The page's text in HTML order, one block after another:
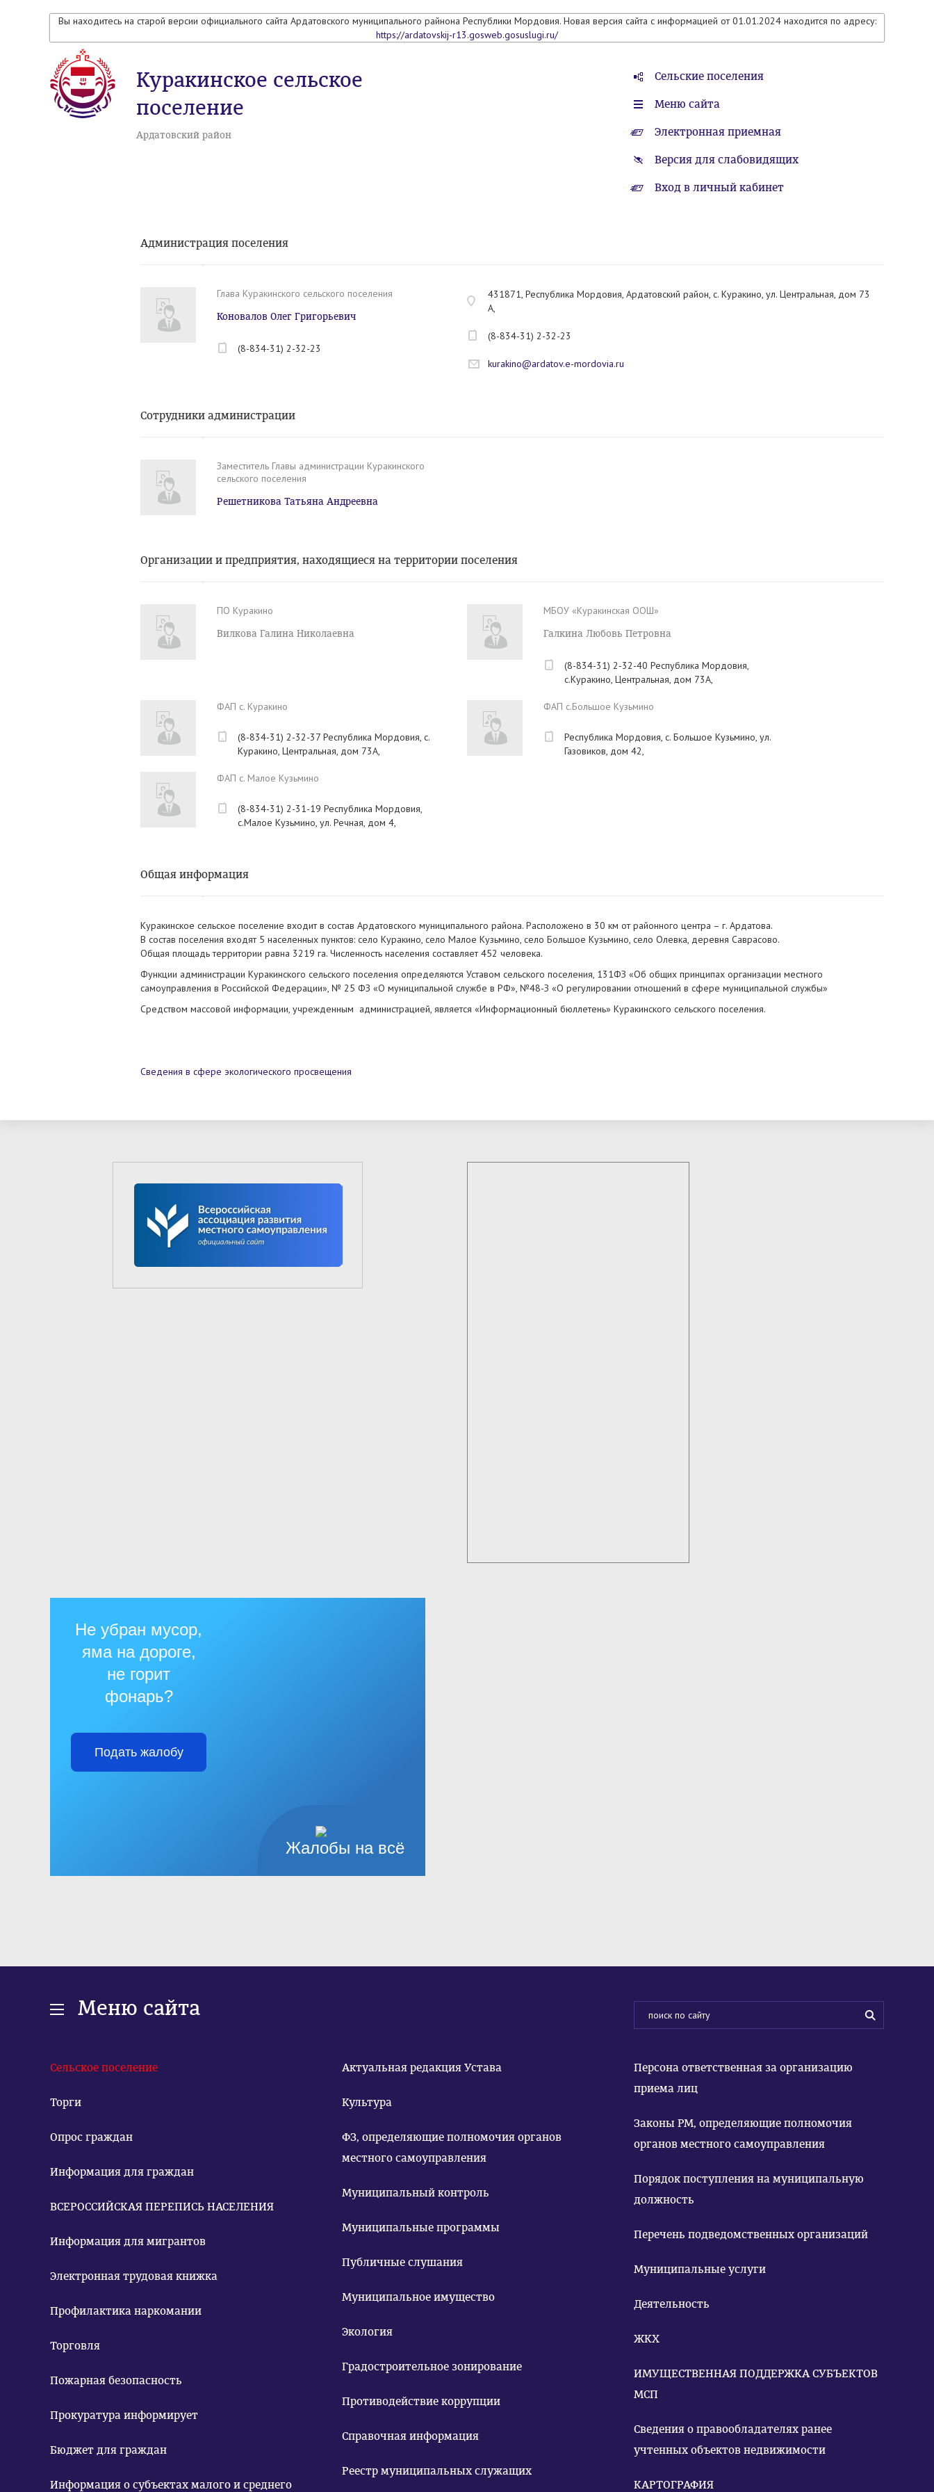
Вы находитесь на старой версии официального сайта Ардатовского муниципального райнона Республики Мордовия. Новая версия сайта с информацией от 01.01.2024 находится по адресу:
https://ardatovskij-r13.gosweb.gosuslugi.ru/
Куракинское сельское
поселение
Ардатовский район
Сельские поселения
Меню сайта
Электронная приемная
Версия для слабовидящих
Вход в личный кабинет
Администрация поселения
Глава Куракинского сельского поселения
Коновалов Олег Григорьевич
(8-834-31) 2-32-23
431871, Республика Мордовия, Ардатовский район, с. Куракино, ул. Центральная, дом 73
А,
(8-834-31) 2-32-23
kurakino@ardatov.e-mordovia.ru
Сотрудники администрации
Заместитель Главы администрации Куракинского
сельского поселения
Решетникова Татьяна Андреевна
Организации и предприятия, находящиеся на территории поселения
ПО Куракино
Вилкова Галина Николаевна
МБОУ «Куракинская ООШ»
Галкина Любовь Петровна
(8-834-31) 2-32-40 Республика Мордовия,
с.Куракино, Центральная, дом 73А,
ФАП с. Куракино
(8-834-31) 2-32-37 Республика Мордовия, с.
Куракино, Центральная, дом 73А,
ФАП с.Большое Кузьмино
Республика Мордовия, с. Большое Кузьмино, ул.
Газовиков, дом 42,
ФАП с. Малое Кузьмино
(8-834-31) 2-31-19 Республика Мордовия,
с.Малое Кузьмино, ул. Речная, дом 4,
Общая информация
Куракинское сельское поселение входит в состав Ардатовского муниципального района. Расположено в 30 км от районного центра – г. Ардатова.
В состав поселения входят 5 населенных пунктов: село Куракино, село Малое Кузьмино, село Большое Кузьмино, село Олевка, деревня Саврасово.
Общая площадь территории равна 3219 га. Численность населения составляет 452 человека.
Функции администрации Куракинского сельского поселения определяются Уставом сельского поселения, 131ФЗ «Об общих принципах организации местного
самоуправления в Российской Федерации», № 25 ФЗ «О муниципальной службе в РФ», №48-З «О регулировании отношений в сфере муниципальной службы»
Средством массовой информации, учрежденным администрацией, является «Информационный бюллетень» Куракинского сельского поселения.
Сведения в сфере экологического просвещения
Жалобы на всё
Не убран мусор,
яма на дороге,
не горит
фонарь?
Подать жалобу
Меню сайта
Сельское поселение
Торги
Опрос граждан
Информация для граждан
ВСЕРОССИЙСКАЯ ПЕРЕПИСЬ НАСЕЛЕНИЯ
Информация для мигрантов
Электронная трудовая книжка
Профилактика наркомании
Торговля
Пожарная безопасность
Прокуратура информирует
Бюджет для граждан
Информация о субъектах малого и среднего
Актуальная редакция Устава
Культура
ФЗ, определяющие полномочия органов
местного самоуправления
Муниципальный контроль
Муниципальные программы
Публичные слушания
Муниципальное имущество
Экология
Градостроительное зонирование
Противодействие коррупции
Справочная информация
Реестр муниципальных служащих
Персона ответственная за организацию
приема лиц
Законы РМ, определяющие полномочия
органов местного самоуправления
Порядок поступления на муниципальную
должность
Перечень подведомственных организаций
Муниципальные услуги
Деятельность
ЖКХ
ИМУЩЕСТВЕННАЯ ПОДДЕРЖКА СУБЪЕКТОВ
МСП
Сведения о правообладателях ранее
учтенных объектов недвижимости
КАРТОГРАФИЯ